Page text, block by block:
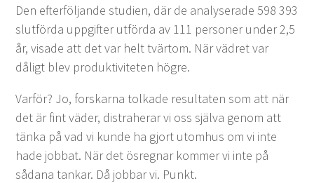
Den efter­föl­jande stu­di­en, där de analy­ser­ade598 393
slut­för­da uppgifter utför­da av 111 per­son­er under2,5
år, visade att det var helt tvär­tom. När vädret var
dåligt blev pro­duk­tiviteten högre.
Var­för? Jo, forskar­na tolka­de resul­tat­en som att när
det är fint väder, dis­tra­her­ar vi oss själ­va genom att
tän­ka på vad vi kunde ha gjort utomhus om vi inte
hade job­bat. När det ösreg­nar kom­mer vi inte på
sådana tankar. Då job­bar vi. Punkt.